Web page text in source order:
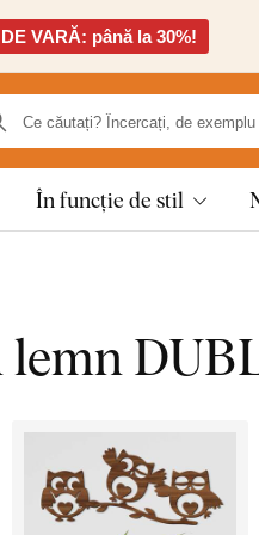
VARĂ: până la 30%!
În funcție de stil
lemn